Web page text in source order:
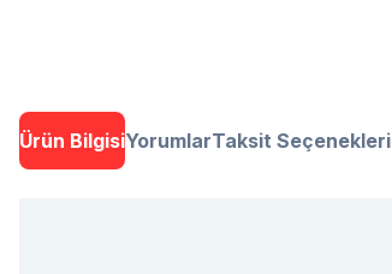
Ürün BilgisiYorumlarTaksit Seçenekleri